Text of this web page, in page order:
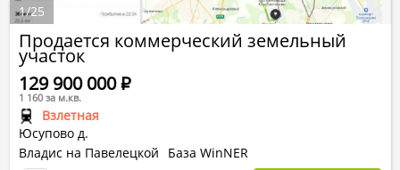
Продается коммерческий земельный
участок
Взлетная
Юсупово д.
129 900 000Р
1 160 за м.кв.
Владис на Павелецкой
База WinNER
1/25